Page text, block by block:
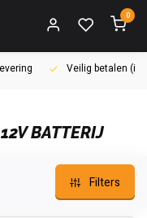
0
Veilig betalen
BATTERIJ
Filters